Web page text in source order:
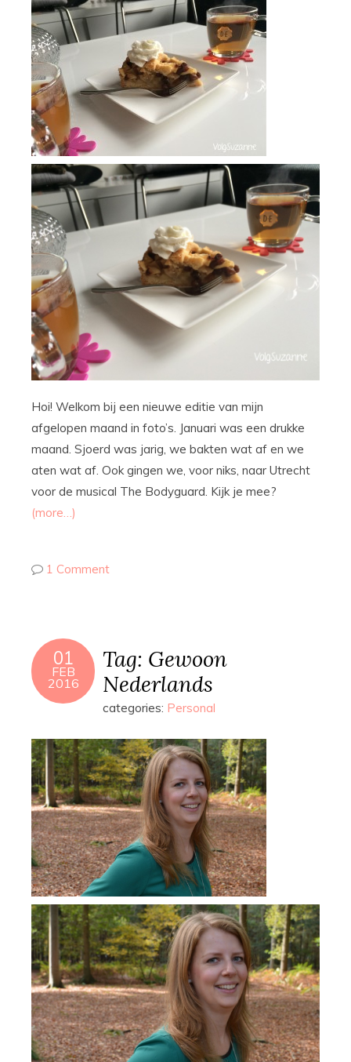
Hoi! Welkom bij een nieuwe editie van mijn
afgelopen maand in foto’s. Januari was een drukke
maand. Sjoerd was jarig, we bakten wat af en we
aten wat af. Ook gingen we, voor niks, naar Utrecht
voor de musical The Bodyguard. Kijk je mee?
(more…)
1 Comment
01
FEB
2016
Tag: Gewoon
Nederlands
categories: Personal